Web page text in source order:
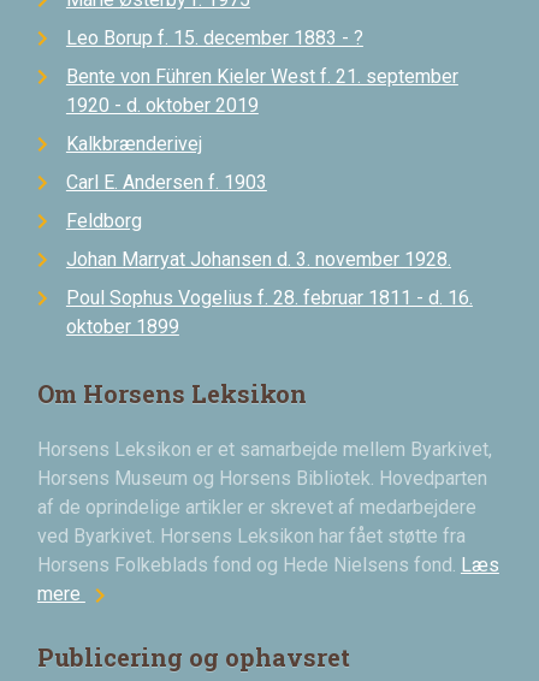
Leo Borup f. 15. december 1883 - ?
Bente von Führen Kieler West f. 21. september
1920 - d. oktober 2019
Kalkbrænderivej
Carl E. Andersen f. 1903
Feldborg
Johan Marryat Johansen d. 3. november 1928.
Poul Sophus Vogelius f. 28. februar 1811 - d. 16.
oktober 1899
Om Horsens Leksikon
Horsens Leksikon er et samarbejde mellem Byarkivet,
Horsens Museum og Horsens Bibliotek. Hovedparten
af de oprindelige artikler er skrevet af medarbejdere
ved Byarkivet. Horsens Leksikon har fået støtte fra
Horsens Folkeblads fond og Hede Nielsens fond. Læs
mere chevron_right
Publicering og ophavsret